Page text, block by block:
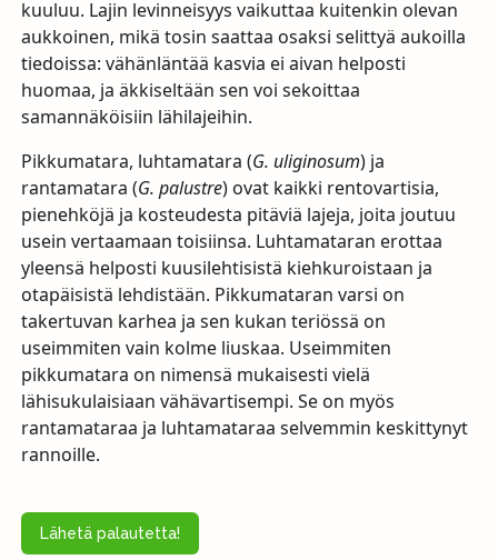
kuuluu. Lajin levinneisyys vaikuttaa kuitenkin olevan
aukkoinen, mikä tosin saattaa osaksi selittyä aukoilla
tiedoissa: vähänläntää kasvia ei aivan helposti
huomaa, ja äkkiseltään sen voi sekoittaa
samannäköisiin lähilajeihin.
Pikkumatara, luhtamatara (G. uliginosum) ja
rantamatara (G. palustre) ovat kaikki rentovartisia,
pienehköjä ja kosteudesta pitäviä lajeja, joita joutuu
usein vertaamaan toisiinsa. Luhtamataran erottaa
yleensä helposti kuusilehtisistä kiehkuroistaan ja
otapäisistä lehdistään. Pikkumataran varsi on
takertuvan karhea ja sen kukan teriössä on
useimmiten vain kolme liuskaa. Useimmiten
pikkumatara on nimensä mukaisesti vielä
lähisukulaisiaan vähävartisempi. Se on myös
rantamataraa ja luhtamataraa selvemmin keskittynyt
rannoille.
Lähetä palautetta!